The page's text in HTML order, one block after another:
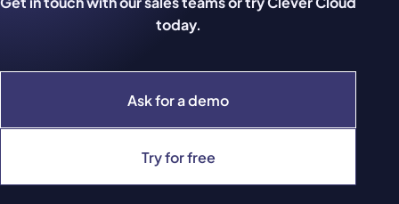
Ask for a demo
Try for free
today.